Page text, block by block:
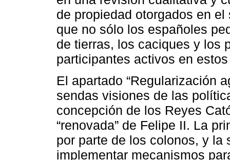
de propiedad otorgados en
que no sólo los españoles
de tierras, los caciques y los
participantes activos en
El apartado “Regularización
sendas visiones de las
concepción de los Reyes
“renovada” de Felipe II. La
por parte de los colonos, y la
implementar mecanismos